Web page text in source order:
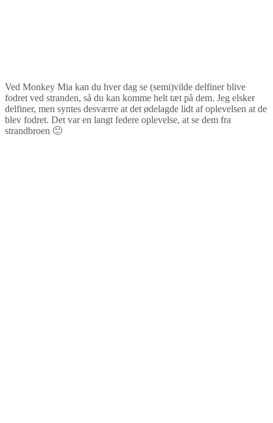
Ved Monkey Mia kan du hver dag se (semi)vilde delfiner blive
fodret ved stranden, så du kan komme helt tæt på dem. Jeg elsker
delfiner, men syntes desværre at det ødelagde lidt af oplevelsen at de
blev fodret. Det var en langt federe oplevelse, at se dem fra
strandbroen 🙂